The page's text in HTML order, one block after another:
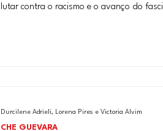
lutar contra o racismo e o avanço do
CHE GUEVARA
Durcilene Adrieli, Lorena Pires e Victoria Alvim